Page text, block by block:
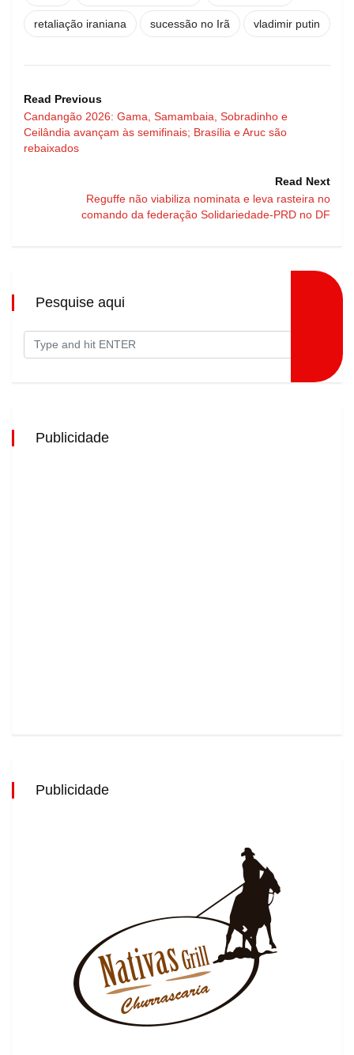
retaliação iraniana sucessão no Irã vladimir putin
Read Previous
Candangão 2026: Gama, Samambaia, Sobradinho e
Ceilândia avançam às semifinais; Brasília e Aruc são
rebaixados
Read Next
Reguffe não viabiliza nominata e leva rasteira no
comando da federação Solidariedade-PRD no DF
Pesquise aqui
Publicidade
Publicidade